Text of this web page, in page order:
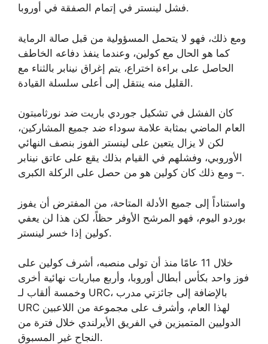
فشل لينستر في إتمام الصفقة في أوروبا.
ومع ذلك، فهو لا يتحمل المسؤولية من قبل صالة الرماية
كما هو الحال مع كولين، وعندما ينفذ دفاعه الخاطف
الحاصل على براءة اختراع، يتم إغراق نينابر بالثناء مع
القليل منه ينتقل إلى أعلى سلسلة القيادة.
كان الفشل في تشكيل جوردي باريت ضد نورثامبتون
العام الماضي بمثابة علامة سوداء ضد جميع المشاركين،
لكن لا يزال يتعين على لينستر الفوز بنصف النهائي
الأوروبي، وفشلهم في القيام بذلك يقع على عاتق نينابر
– ومع ذلك كان كولين هو من حصل على الركلة الكبرى.
واستناداً إلى جميع الأدلة المتاحة، من المفترض أن يفوز
بوردو اليوم، فهو المرشح الأوفر حظاً، لكن هذا لن يعفي
كولين إذا خسر لينستر.
خلال 11 عامًا منذ أن تولى منصبه، أشرف كولين على
فوز واحد بكأس أبطال أوروبا، وأربع مباريات نهائية أخرى
وخمسة ألقاب لـ URC، بالإضافة إلى جائزتي مدرب
URC لهذا العام، وأشرف على مجموعة من اللاعبين
الدوليين المتميزين في الفريق الأيرلندي خلال فترة من
النجاح غير المسبوق.